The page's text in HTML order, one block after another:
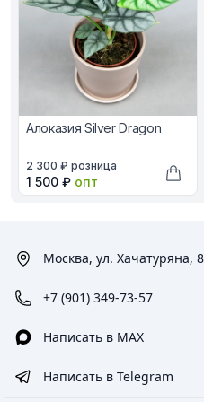
Алоказия Silver Dragon
В наличии, цена в рублях
2 300 ₽ розница
Оптовая цена в рублях
1 500 ₽ опт
Москва, ул. Хачатуряна,
+7 (901) 349-73-57
Написать в MAX
Написать в Telegram